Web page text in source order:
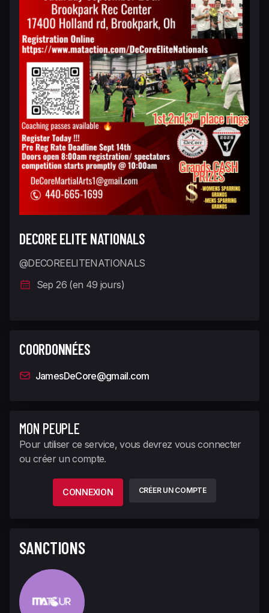
DECORE ELITE NATIONALS
@DECOREELITENATIONALS
Sep 26 (en 49 jours)
COORDONNÉES
JamesDeCore@gmail.com
MON PEUPLE
Pour utiliser ce service, vous devrez vous connecter
ou créer un compte.
CONNEXION CRÉER UN COMPTE
SANCTIONS